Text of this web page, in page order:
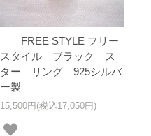
FREE STYLE フリー
スタイル ブラック ス
ター リング 925シルバ
ー製
15,500円(税込17,050円)